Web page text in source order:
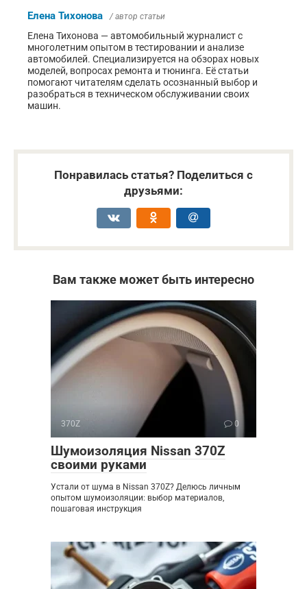
Елена Тихонова / автор статьи
Елена Тихонова — автомобильный журналист с
многолетним опытом в тестировании и анализе
автомобилей. Специализируется на обзорах новых
моделей, вопросах ремонта и тюнинга. Её статьи
помогают читателям сделать осознанный выбор и
разобраться в техническом обслуживании своих
машин.
Понравилась статья? Поделиться с
друзьями:
Вам также может быть интересно
370Z 0
Шумоизоляция Nissan 370Z
своими руками
Устали от шума в Nissan 370Z? Делюсь личным
опытом шумоизоляции: выбор материалов,
пошаговая инструкция